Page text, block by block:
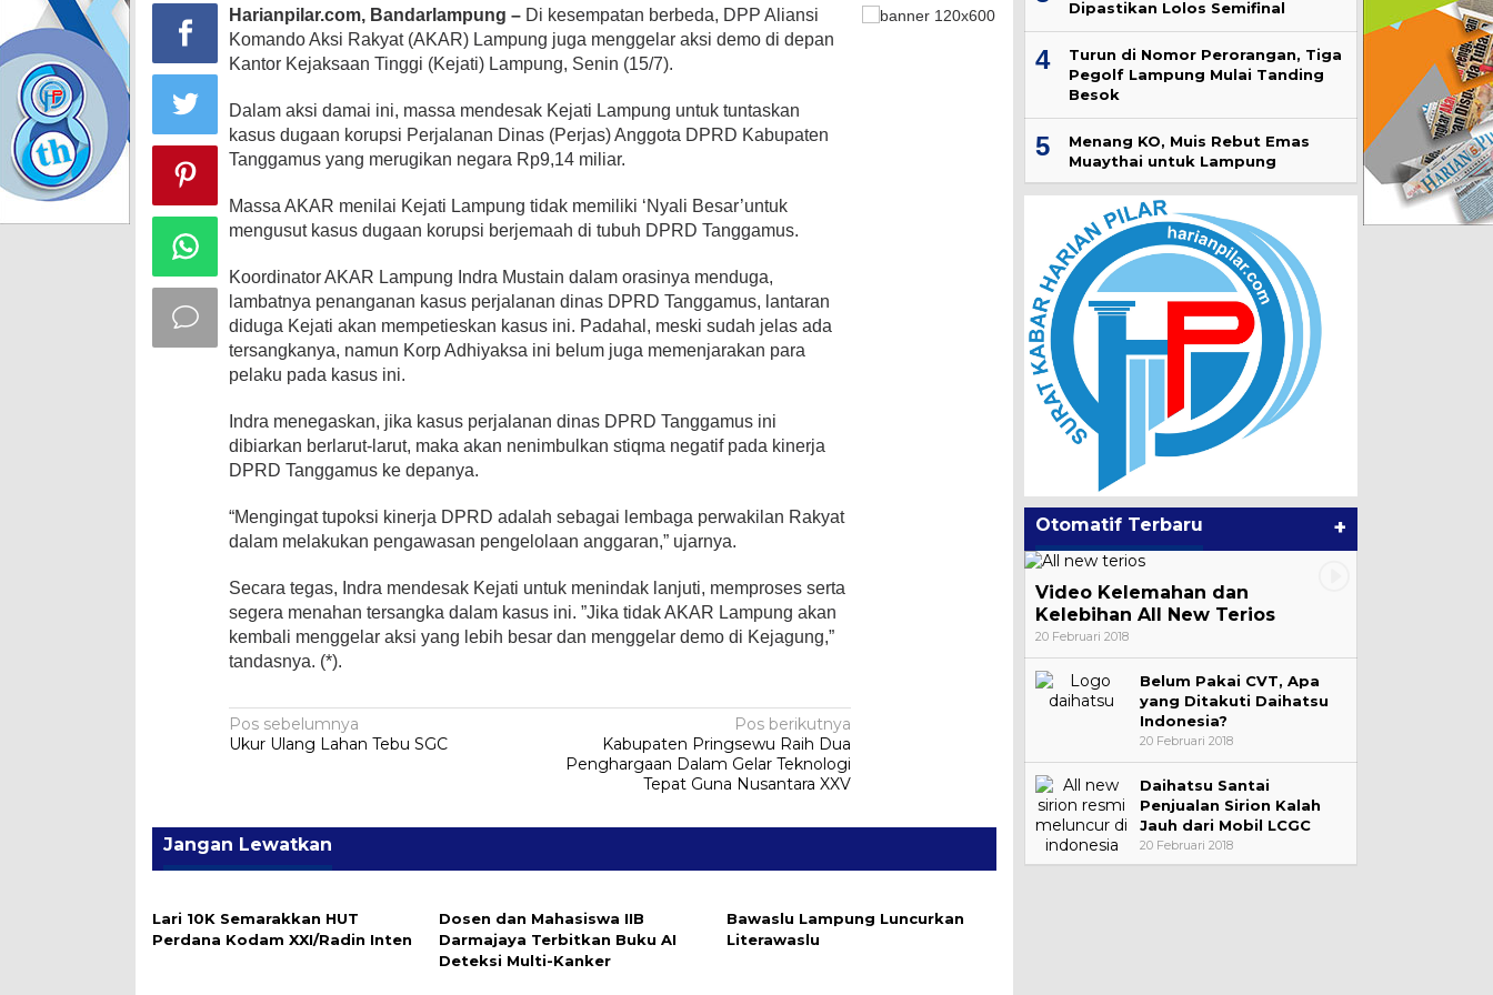
Harianpilar.com, Bandarlampung – Di kesempatan berbeda, DPP Aliansi
Komando Aksi Rakyat (AKAR) Lampung juga menggelar aksi demo di depan
Kantor Kejaksaan Tinggi (Kejati) Lampung, Senin (15/7).
Dalam aksi damai ini, massa mendesak Kejati Lampung untuk tuntaskan
kasus dugaan korupsi Perjalanan Dinas (Perjas) Anggota DPRD Kabupaten
Tanggamus yang merugikan negara Rp9,14 miliar.
Massa AKAR menilai Kejati Lampung tidak memiliki ‘Nyali Besar’untuk
mengusut kasus dugaan korupsi berjemaah di tubuh DPRD Tanggamus.
Koordinator AKAR Lampung Indra Mustain dalam orasinya menduga,
lambatnya penanganan kasus perjalanan dinas DPRD Tanggamus, lantaran
diduga Kejati akan mempetieskan kasus ini. Padahal, meski sudah jelas ada
tersangkanya, namun Korp Adhiyaksa ini belum juga memenjarakan para
pelaku pada kasus ini.
Indra menegaskan, jika kasus perjalanan dinas DPRD Tanggamus ini
dibiarkan berlarut-larut, maka akan nenimbulkan stiqma negatif pada kinerja
DPRD Tanggamus ke depanya.
“Mengingat tupoksi kinerja DPRD adalah sebagai lembaga perwakilan Rakyat
dalam melakukan pengawasan pengelolaan anggaran,” ujarnya.
Secara tegas, Indra mendesak Kejati untuk menindak lanjuti, memproses serta
segera menahan tersangka dalam kasus ini. ”Jika tidak AKAR Lampung akan
kembali menggelar aksi yang lebih besar dan menggelar demo di Kejagung,”
tandasnya. (*).
Navigasi
pos
Pos sebelumnya
Ukur Ulang Lahan Tebu SGC
Pos berikutnya
Kabupaten Pringsewu Raih Dua
Penghargaan Dalam Gelar Teknologi
Tepat Guna Nusantara XXV
Jangan Lewatkan
Lari 10K Semarakkan HUT
Perdana Kodam XXI/Radin Inten
Dosen dan Mahasiswa IIB
Darmajaya Terbitkan Buku AI
Deteksi Multi-Kanker
Bawaslu Lampung Luncurkan
Literawaslu
Dipastikan Lolos Semifinal
4
Turun di Nomor Perorangan, Tiga
Pegolf Lampung Mulai Tanding
Besok
5
Menang KO, Muis Rebut Emas
Muaythai untuk Lampung
Otomatif Terbaru +
Video Kelemahan dan
Kelebihan All New Terios
20 Februari 2018
Belum Pakai CVT, Apa
yang Ditakuti Daihatsu
Indonesia?
20 Februari 2018
Daihatsu Santai
Penjualan Sirion Kalah
Jauh dari Mobil LCGC
20 Februari 2018